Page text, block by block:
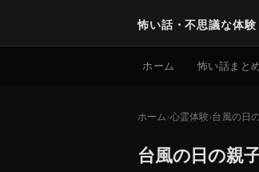
怖い話・不思議な体
ホーム 怖い話まと
ホーム 心霊体験 台風の日
台風の日の親